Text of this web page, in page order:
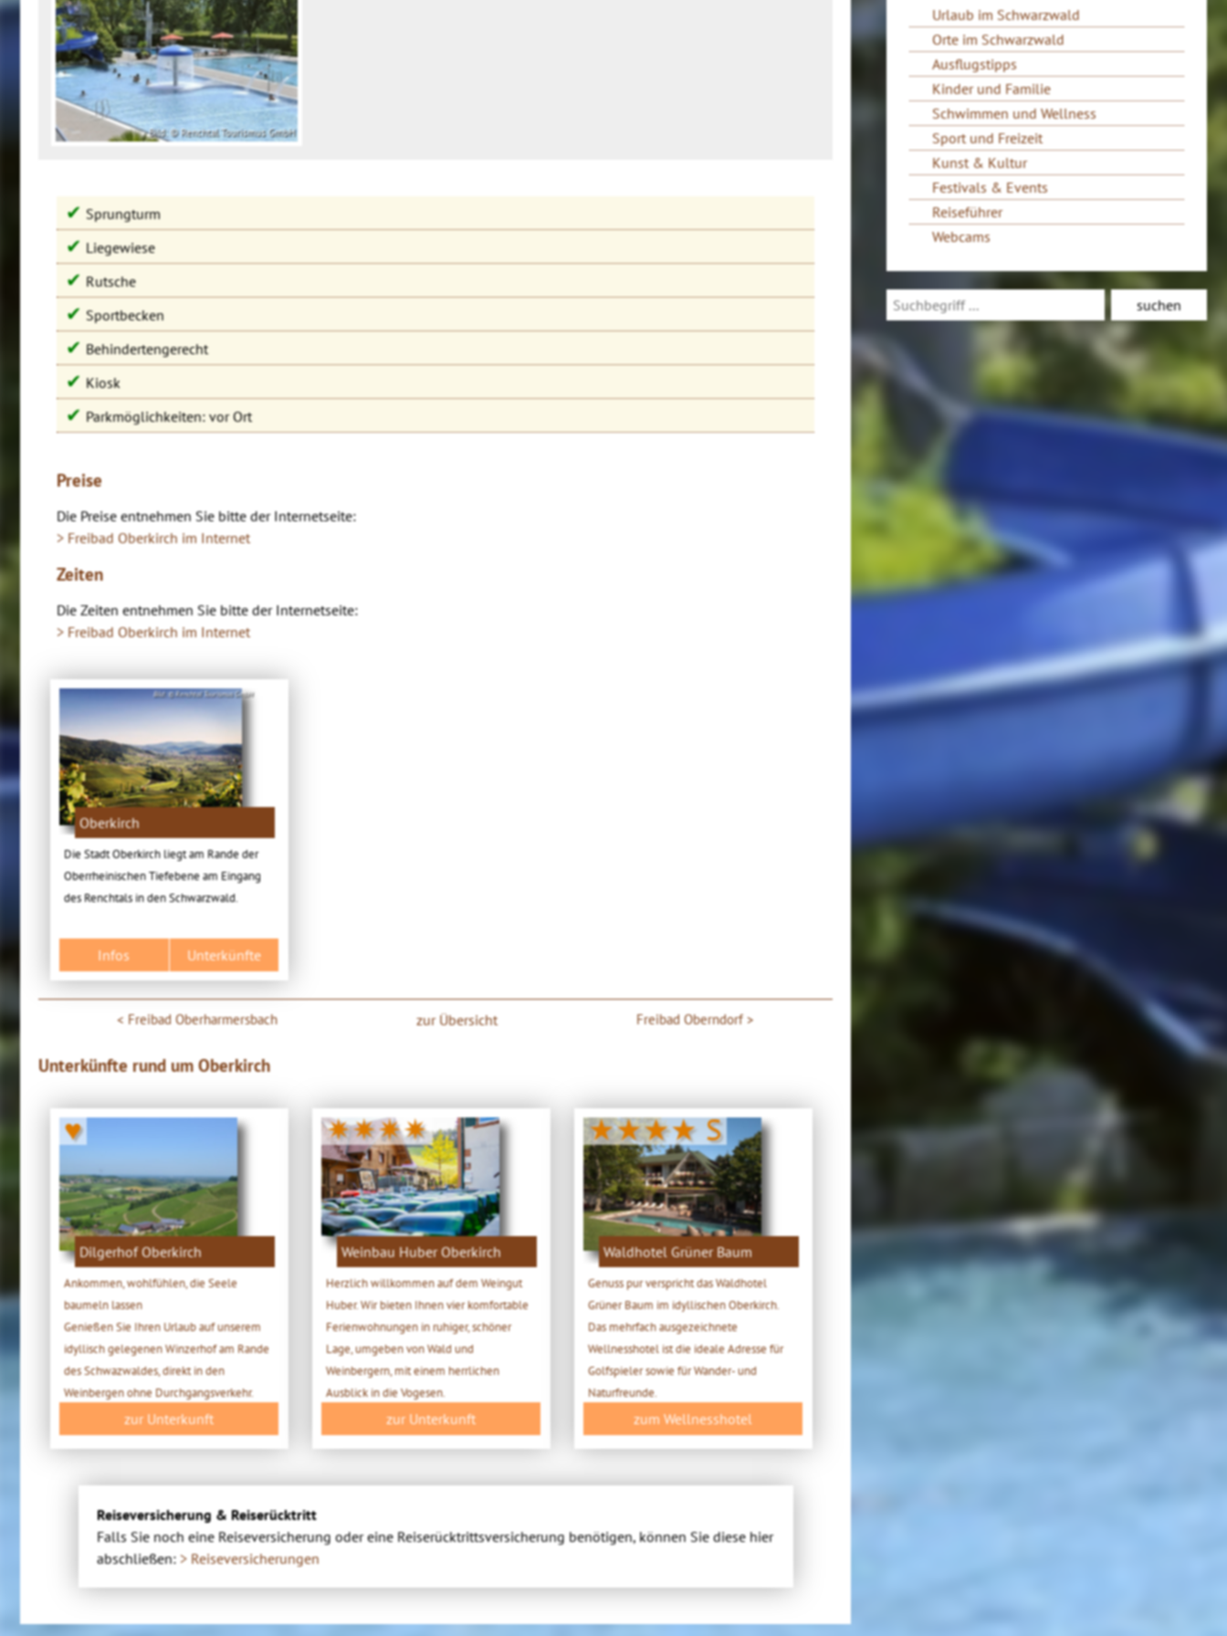
Bild: © Renchtal Tourismus GmbH
✔ Sprungturm
✔ Liegewiese
✔ Rutsche
✔ Sportbecken
✔ Behindertengerecht
✔ Kiosk
✔ Parkmöglichkeiten: vor Ort
Preise
Die Preise entnehmen Sie bitte der Internetseite:
> Freibad Oberkirch im Internet
Zeiten
Die Zeiten entnehmen Sie bitte der Internetseite:
> Freibad Oberkirch im Internet
Bild: © Renchtal Tourismus GmbH
Oberkirch
Die Stadt Oberkirch liegt am Rande der
Oberrheinischen Tiefebene am Eingang
des Renchtals in den Schwarzwald.
Infos Unterkünfte
Freibad Oberharmersbach zur Übersicht Freibad Oberndorf
Unterkünfte rund um Oberkirch
♥
Dilgerhof Oberkirch
Ankommen, wohlfühlen, die Seele
baumeln lassen
Genießen Sie Ihren Urlaub auf unserem
idyllisch gelegenen Winzerhof am Rande
des Schwazwaldes, direkt in den
Weinbergen ohne Durchgangsverkehr.
zur Unterkunft
✷✷✷✷
Weinbau Huber Oberkirch
Herzlich willkommen auf dem Weingut
Huber. Wir bieten Ihnen vier komfortable
Ferienwohnungen in ruhiger, schöner
Lage, umgeben von Wald und
Weinbergern, mit einem herrlichen
Ausblick in die Vogesen.
zur Unterkunft
★★★★ S
Waldhotel Grüner Baum
Genuss pur verspricht das Waldhotel
Grüner Baum im idyllischen Oberkirch.
Das mehrfach ausgezeichnete
Wellnesshotel ist die ideale Adresse für
Golfspieler sowie für Wander- und
Naturfreunde.
zum Wellnesshotel
Reiseversicherung & Reiserücktritt
Falls Sie noch eine Reiseversicherung oder eine Reiserücktrittsversicherung benötigen, können Sie diese hier
abschließen: > Reiseversicherungen
Urlaub im Schwarzwald
Orte im Schwarzwald
Ausflugstipps
Kinder und Familie
Schwimmen und Wellness
Sport und Freizeit
Kunst & Kultur
Festivals & Events
Reiseführer
Webcams